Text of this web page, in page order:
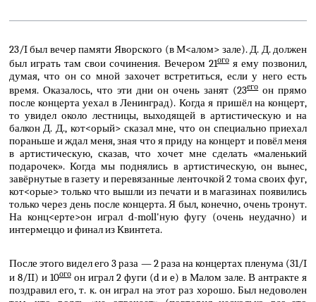
23/I был вечер памяти Яворского (в М<алом> зале). Д. Д. должен
был играть там свои сочинения. Вечером 21огоя ему позвонил,
думая, что он со мной захочет встретиться, если у него есть
время. Оказалось, что эти дни он очень занят (23егоон прямо
после концерта уехал в Ленинград). Когда я пришёл на концерт,
то увидел около лестницы, выходящей в артистическую и на
балкон Д. Д., кот<орый> сказал мне, что он специально приехал
пораньше и ждал меня, зная что я приду на концерт и повёл меня
в артистическую, сказав, что хочет мне сделать «маленький
подарочек». Когда мы поднялись в артистическую, он вынес,
завёрнутые в газету и перевязанные ленточкой 2 тома своих фуг,
кот<орые> только что вышли из печати и в магазинах появились
только через день после концерта. Я был, конечно, очень тронут.
На конц<ерте>он играл d-moll'ную фугу (очень неудачно) и
интермеццо и финал из Квинтета.
После этого видел его 3 раза — 2 раза на концертах пленума (31/I
и 8/II) и 10огоон играл 2 фуги (d и e) в Малом зале. В антракте я
поздравил его, т. к. он играл на этот раз хорошо. Был недоволен